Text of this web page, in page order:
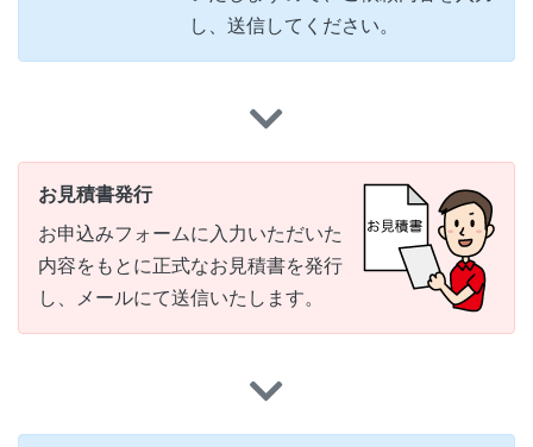
し、送信してください。
お見積書発行
お申込みフォームに入力いただいた
内容をもとに正式なお見積書を発行
し、メールにて送信いたします。